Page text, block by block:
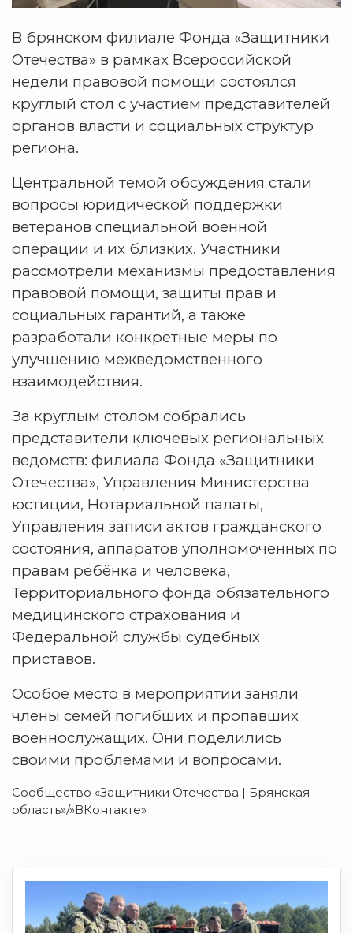
В брянском филиале Фонда «Защитники
Отечества» в рамках Всероссийской
недели правовой помощи состоялся
круглый стол с участием представителей
органов власти и социальных структур
региона.
Центральной темой обсуждения стали
вопросы юридической поддержки
ветеранов специальной военной
операции и их близких. Участники
рассмотрели механизмы предоставления
правовой помощи, защиты прав и
социальных гарантий, а также
разработали конкретные меры по
улучшению межведомственного
взаимодействия.
За круглым столом собрались
представители ключевых региональных
ведомств: филиала Фонда «Защитники
Отечества», Управления Министерства
юстиции, Нотариальной палаты,
Управления записи актов гражданского
состояния, аппаратов уполномоченных по
правам ребёнка и человека,
Территориального фонда обязательного
медицинского страхования и
Федеральной службы судебных
приставов.
Особое место в мероприятии заняли
члены семей погибших и пропавших
военнослужащих. Они поделились
своими проблемами и вопросами.
Сообщество «Защитники Отечества | Брянская
область»/»ВКонтакте»